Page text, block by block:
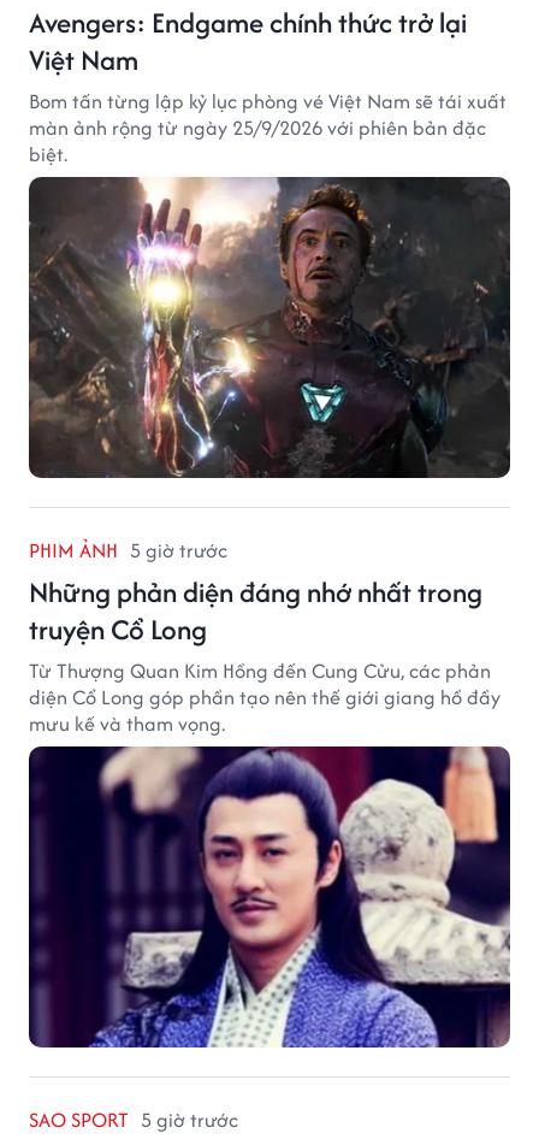
Avengers: Endgame chính thức trở lại
Việt Nam
Bom tấn từng lập kỷ lục phòng vé Việt Nam sẽ tái xuất
màn ảnh rộng từ ngày 25/9/2026 với phiên bản đặc
biệt.
PHIM ẢNH 5 giờ trước
Những phản diện đáng nhớ nhất trong
truyện Cổ Long
Từ Thượng Quan Kim Hồng đến Cung Cửu, các phản
diện Cổ Long góp phần tạo nên thế giới giang hồ đầy
mưu kế và tham vọng.
SAO SPORT 5 giờ trước